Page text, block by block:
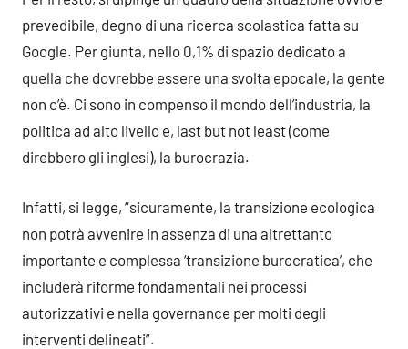
prevedibile, degno di una ricerca scolastica fatta su
Google. Per giunta, nello 0,1% di spazio dedicato a
quella che dovrebbe essere una svolta epocale, la gente
non c’è. Ci sono in compenso il mondo dell’industria, la
politica ad alto livello e, last but not least (come
direbbero gli inglesi), la burocrazia.
Infatti, si legge, “sicuramente, la transizione ecologica
non potrà avvenire in assenza di una altrettanto
importante e complessa ‘transizione burocratica’, che
includerà riforme fondamentali nei processi
autorizzativi e nella governance per molti degli
interventi delineati”.